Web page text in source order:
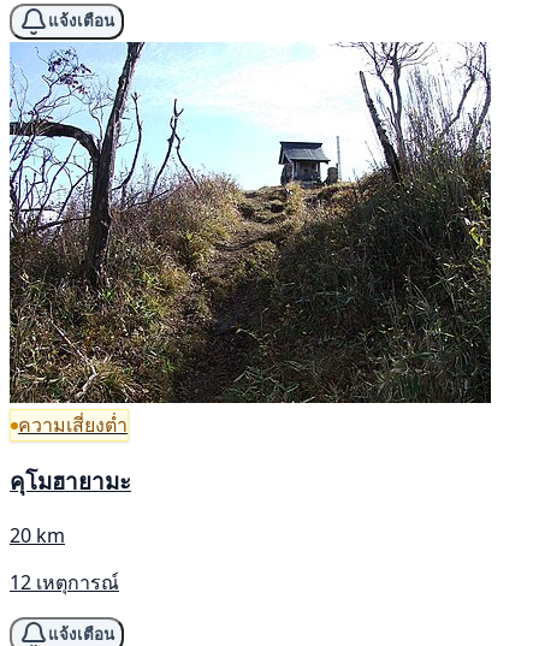
แจ้งเตือน
ความเสี่ยงต่ำ
คุโมฮายามะ
20 km
12 เหตุการณ์
แจ้งเตือน